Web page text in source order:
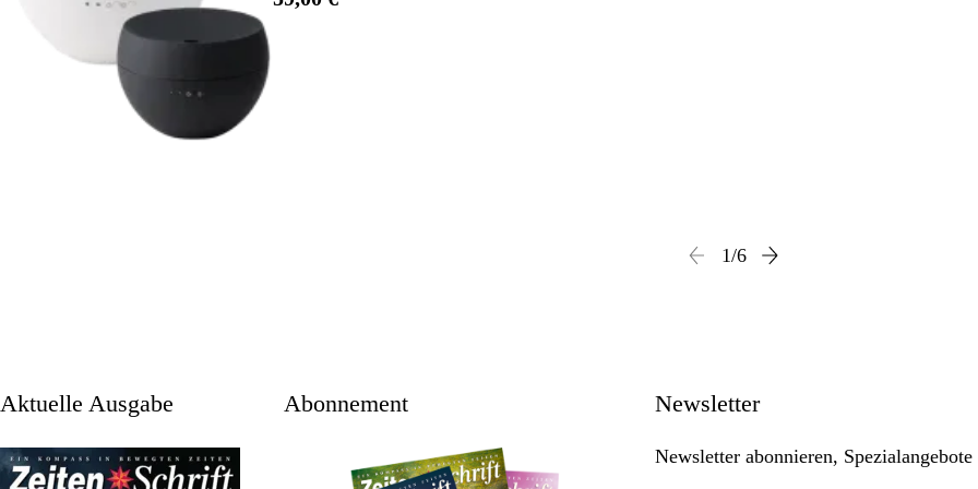
1/6
aktuelle Ausgabe Abonnement Newsletter
Newsletter abonnieren,